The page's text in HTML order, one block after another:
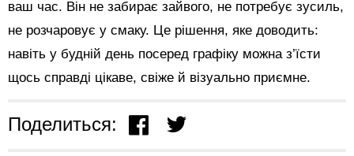
ваш час. Він не забирає зайвого, не потребує зусиль,
не розчаровує у смаку. Це рішення, яке доводить:
навіть у будній день посеред графіку можна з’їсти
щось справді цікаве, свіже й візуально приємне.
Поделиться: